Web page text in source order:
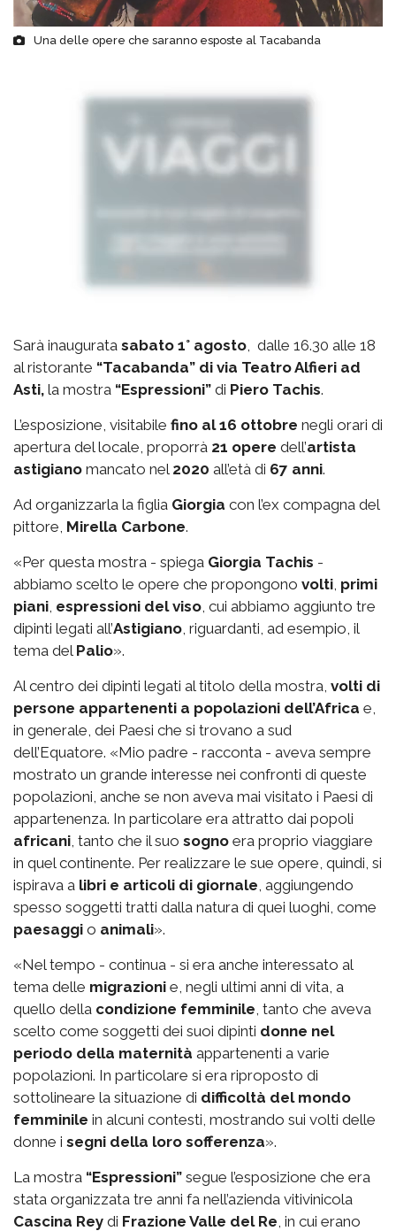
Una delle opere che saranno esposte al Tacabanda
Sarà inaugurata sabato 1° agosto , dalle 16.30 alle 18
al ristorante “Tacabanda” di via Teatro Alfieri ad
Asti, la mostra “Espressioni” di Piero Tachis.
L’esposizione, visitabile fino al 16 ottobre negli orari di
apertura del locale, proporrà 21 opere dell’artista
astigiano mancato nel 2020 all’età di 67 anni.
Ad organizzarla la figlia Giorgia con l’ex compagna del
pittore, Mirella Carbone.
«Per questa mostra - spiega Giorgia Tachis -
abbiamo scelto le opere che propongono volti primi
piani espressioni del viso , cui abbiamo aggiunto tre
dipinti legati all’Astigiano , riguardanti, ad esempio, il
tema del Palio».
Al centro dei dipinti legati al titolo della mostra, volti di
persone appartenenti a popolazioni dell’Africa e,
in generale, dei Paesi che si trovano a sud
dell’Equatore. «Mio padre - racconta - aveva sempre
mostrato un grande interesse nei confronti di queste
popolazioni, anche se non aveva mai visitato i Paesi di
appartenenza. In particolare era attratto dai popoli
africani , tanto che il suo sogno era proprio viaggiare
in quel continente. Per realizzare le sue opere, quindi, si
ispirava a libri e articoli di giornale , aggiungendo
spesso soggetti tratti dalla natura di quei luoghi, come
paesaggi o animali».
«Nel tempo - continua - si era anche interessato al
tema delle migrazioni e, negli ultimi anni di vita, a
quello della condizione femminile , tanto che aveva
scelto come soggetti dei suoi dipinti donne nel
periodo della maternità appartenenti a varie
popolazioni. In particolare si era riproposto di
sottolineare la situazione di difficoltà del mondo
femminile in alcuni contesti, mostrando sui volti delle
donne i segni della loro sofferenza».
La mostra “Espressioni” segue l’esposizione che era
stata organizzata tre anni fa nell’azienda vitivinicola
Cascina Rey di Frazione Valle del Re , in cui erano